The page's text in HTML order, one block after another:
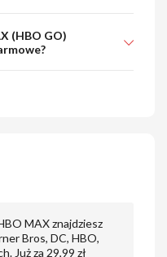
(HBO GO)
MAX znajdziesz
Bros, DC, HBO,
Już za 29,99 zł